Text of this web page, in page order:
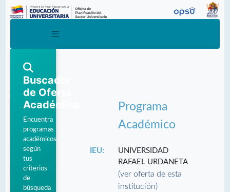
Buscador
de Oferta
Académica
Encuentra
programas
académicos
según
tus
criterios
de
búsqueda
Programa
Académico
IEU:
UNIVERSIDAD
RAFAEL URDANETA
(ver oferta de esta
institución)